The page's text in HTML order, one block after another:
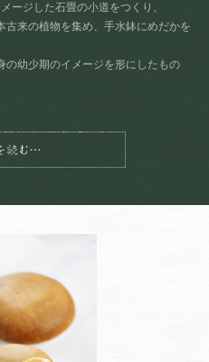
ージした石畳の小道をつくり、
来の植物を集め、手水鉢にめだかを
の幼少期のイメージを形にしたもの
囲まれた細長い長方形の空間。
るわけでもなく、
とも、その話で盛り上がったことがあ
ているのは、